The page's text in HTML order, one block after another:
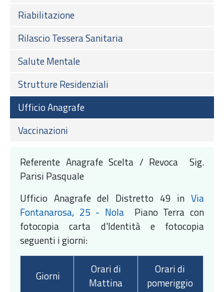
Riabilitazione
Rilascio Tessera Sanitaria
Salute Mentale
Strutture Residenziali
Ufficio Anagrafe
Vaccinazioni
Referente Anagrafe Scelta / Revoca Sig.
Parisi Pasquale
Ufficio Anagrafe del Distretto 49 in Via
Fontanarosa, 25 - Nola
Piano Terra con
fotocopia carta d'Identità e fotocopia
seguenti i giorni:
Giorni
Orari di
Mattina
Orari di
pomeriggio